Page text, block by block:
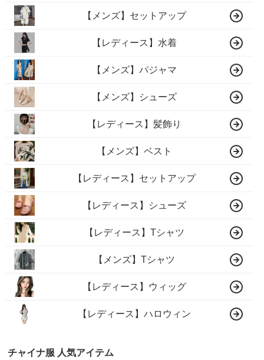
【メンズ】セットアップ
【レディース】水着
【メンズ】パジャマ
【メンズ】シューズ
【レディース】髪飾り
【メンズ】ベスト
【レディース】セットアップ
【レディース】シューズ
【レディース】Tシャツ
【メンズ】Tシャツ
【レディース】ウィッグ
【レディース】ハロウィン
チャイナ服 人気アイテム